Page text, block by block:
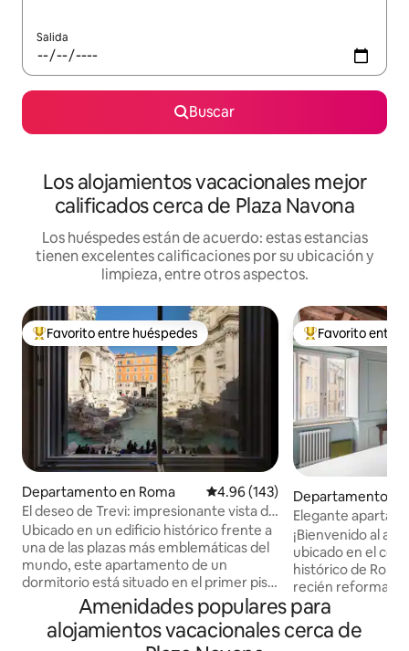
Salida
Buscar
Los alojamientos vacacionales mejor
calificados cerca de Plaza Navona
Los huéspedes están de acuerdo: estas estancias
tienen excelentes calificaciones por su ubicación y
limpieza, entre otros aspectos.
De los mejores en Favorito entre huéspedes
Favorito entre huéspedes
Departamento en Roma Calificación promedio: 4.96 de
4.96 (143)
El deseo de Trevi: impresionante vista de
la Fontana di Trevi
Ubicado en un edificio histórico frente a
una de las plazas más emblemáticas del
mundo, este apartamento de un
dormitorio está situado en el primer piso
y cuenta con comodidades modernas y
un envidiable patio, perfecto para cenas
al aire libre. Ideal para parejas o familias
De los mejores
Favorito entre
Departamento en
Elegante
con cama king
¡Bienvenido al
ubicado en el
histórico de
recién reformado
única de
histórico. Lo que te encantará: -
Ubicación
Amenidades populares para
alojamientos vacacionales cerca de